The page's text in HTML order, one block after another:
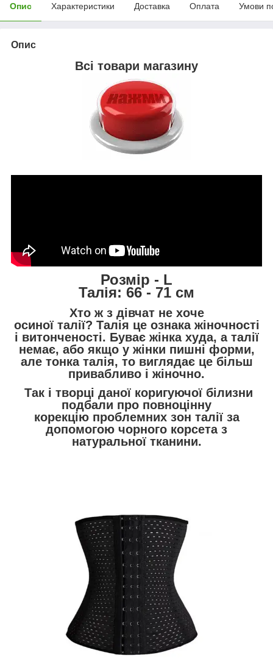
Опис Характеристики Доставка Оплата Умови
Опис
Всі товари магазину
Розмір - L
Талія: 66 - 71 см
Хто ж з дівчат не хоче
осиної талії? Талія це ознака жіночності
і витонченості. Буває жінка худа, а талії
немає, або якщо у жінки пишні форми,
але тонка талія, то виглядає це більш
привабливо і жіночно.
Так і творці даної коригуючої білизни
подбали про повноцінну
корекцію проблемних зон талії за
допомогою чорного корсета з
натуральної тканини.